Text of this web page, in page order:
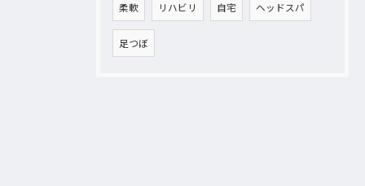
柔軟 リハビリ 自宅 ヘッドスパ
足つぼ